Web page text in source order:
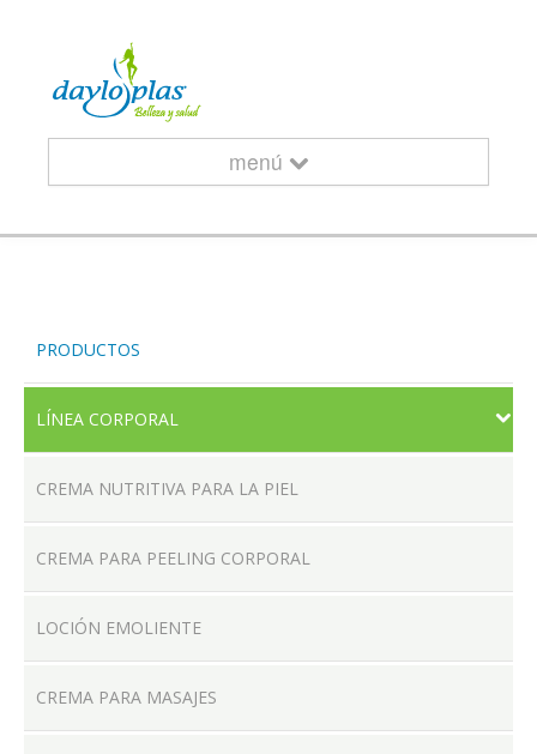
menú
¿QUIÉNES SOMOS?
LOCALES
PRODUCTOS
LÍNEA CORPORAL
CREMA NUTRITIVA PARA LA PIEL
CREMA PARA PEELING CORPORAL
LOCIÓN EMOLIENTE
CREMA PARA MASAJES